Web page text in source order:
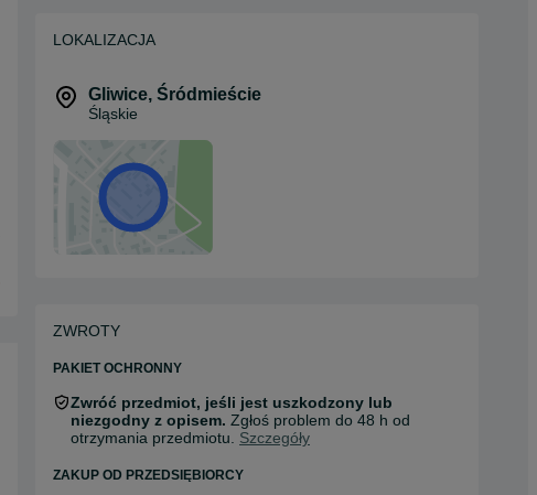
LOKALIZACJA
Gliwice, Śródmieście
Śląskie
ZWROTY
PAKIET OCHRONNY
Zwróć przedmiot, jeśli jest uszkodzony lub
niezgodny z opisem. Zgłoś problem do 48 h od
otrzymania przedmiotu. Szczegóły
ZAKUP OD PRZEDSIĘBIORCY